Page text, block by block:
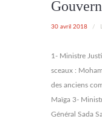
30 avril 2018 /
1- Ministre
sceaux :
des anciens
Maïga 3-
Général Sada